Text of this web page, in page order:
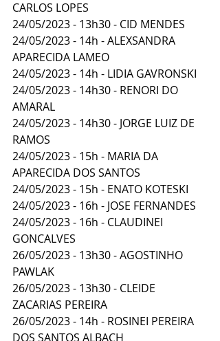
CARLOS LOPES
24/05/2023 - 13h30 - CID MENDES
24/05/2023 - 14h - ALEXSANDRA
APARECIDA LAMEO
24/05/2023 - 14h - LIDIA GAVRONSKI
24/05/2023 - 14h30 - RENORI DO
AMARAL
24/05/2023 - 14h30 - JORGE LUIZ DE
RAMOS
24/05/2023 - 15h - MARIA DA
APARECIDA DOS SANTOS
24/05/2023 - 15h - ENATO KOTESKI
24/05/2023 - 16h - JOSE FERNANDES
24/05/2023 - 16h - CLAUDINEI
GONCALVES
26/05/2023 - 13h30 - AGOSTINHO
PAWLAK
26/05/2023 - 13h30 - CLEIDE
ZACARIAS PEREIRA
26/05/2023 - 14h - ROSINEI PEREIRA
DOS SANTOS ALBACH